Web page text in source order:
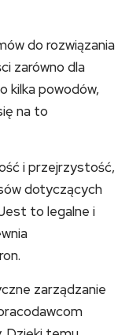
do rozwiązania
zarówno dla
kilka powodów,
na to
i przejrzystość,
dotyczących
to legalne i
zarządzanie